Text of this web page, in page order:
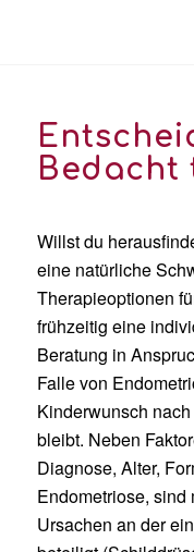
Bedacht
Willst du
eine natürliche
Therapieoptionen
frühzeitig eine
Beratung in
Falle von
Kinderwunsch
bleibt. Neben
Diagnose, Alter,
Endometriose,
Ursachen an der